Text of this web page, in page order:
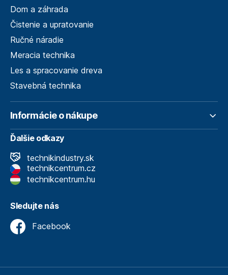
Dom a záhrada
Čistenie a upratovanie
Ručné náradie
Meracia technika
Les a spracovanie dreva
Stavebná technika
Informácie o nákupe
Ďalšie odkazy
technikindustry.sk
technikcentrum.cz
technikcentrum.hu
Sledujte nás
Facebook